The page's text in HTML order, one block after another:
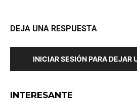
DEJA UNA RESPUESTA
INICIAR SESIÓN PARA DEJAR
INTERESANTE